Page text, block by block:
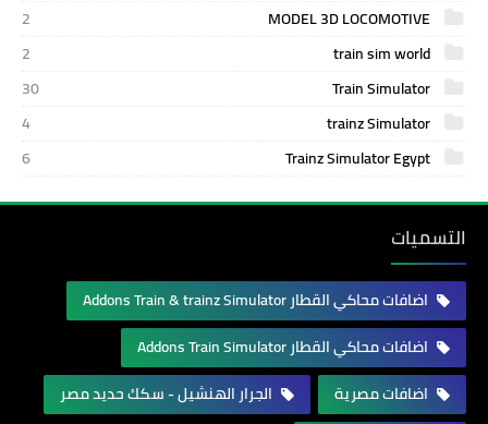
2
2
30
4
6
التسميات
اضافات محاكي القطار Addons Train & trainz Simulator
اضافات محاكي القطار Addons Train Simulator
اضافات مصرية
الجرار الهنشيل - سكك حديد مصر